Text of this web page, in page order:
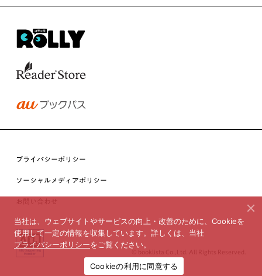
プライバシーポリシー
ソーシャルメディアポリシー
お問い合わせ
© booklista Co.,Ltd. All Rights Reserved.
当社は、ウェブサイトやサービスの向上・改善のために、Cookieを
使用して一定の情報を収集しています。詳しくは、当社
プライバシーポリシーをご覧ください。
Cookieの利用に同意する